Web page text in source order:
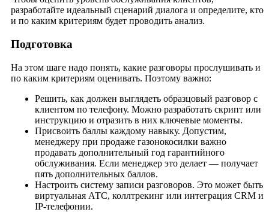
разработайте идеальный сценарий диалога и определите, кто
и по каким критериям будет проводить анализ.
Подготовка
На этом шаге надо понять, какие разговоры прослушивать и
по каким критериям оценивать. Поэтому важно:
Решить, как должен выглядеть образцовый разговор с
клиентом по телефону. Можно разработать скрипт или
инструкцию и отразить в них ключевые моменты.
Присвоить баллы каждому навыку. Допустим,
менеджеру при продаже газонокосилки важно
продавать дополнительный год гарантийного
обслуживания. Если менеджер это делает — получает
пять дополнительных баллов.
Настроить систему записи разговоров. Это может быть
виртуальная АТС, коллтрекинг или интеграция CRM и
IP-телефонии.